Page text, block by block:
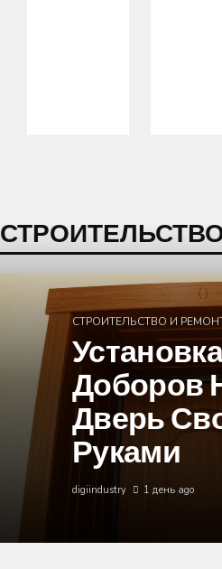
СТРОИТЕЛЬСТВО И
Установка
Доборов
Дверь
Руками
digiindustry 1 день ago